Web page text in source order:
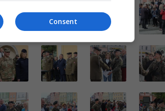
Consent